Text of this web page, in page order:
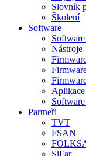
Slovník
Školení
Software
Nástroje
Aplikace
Partneři
TVT
FSAN